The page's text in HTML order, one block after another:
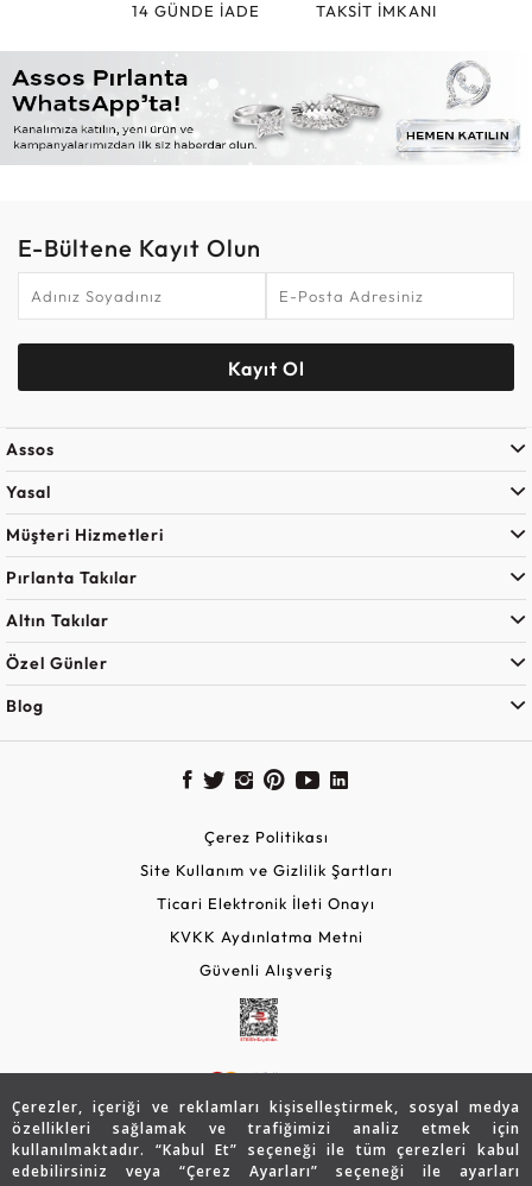
Çerezler, içeriği ve reklamları kişiselleştirmek, sosyal medya
özellikleri sağlamak ve trafiğimizi analiz etmek için
kullanılmaktadır. “Kabul Et” seçeneği ile tüm çerezleri kabul
edebilirsiniz veya “Çerez Ayarları” seçeneği ile ayarları
14 GÜNDE İADE TAKSİT İMKANI
E-Bültene Kayıt Olun
Kayıt Ol
Assos
Yasal
Müşteri Hizmetleri
Pırlanta Takılar
Altın Takılar
Özel Günler
Blog
© 2026 Assos Diamond
Çerez Politikası
Site Kullanım ve Gizlilik Şartları
Ticari Elektronik İleti Onayı
KVKK Aydınlatma Metni
Güvenli Alışveriş